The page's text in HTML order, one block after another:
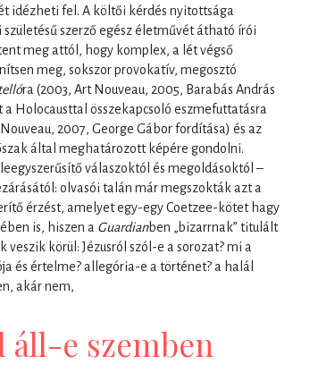
idézheti fel. A költői kérdés nyitottsága
szerző egész életművét átható írói
meg attól, hogy komplex, a lét végső
meg, sokszor provokatív, megosztó
ra (2003, Art Nouveau, 2005, Barabás András
Holocausttal összekapcsoló eszmefuttatásra
2007, George Gábor fordítása) és az
által meghatározott képére gondolni.
válaszoktól és megoldásoktól –
olvasói talán már megszokták azt a
érzést, amelyet egy-egy Coetzee-kötet hagy
is, hiszen a Guardianben „bizarrnak” titulált
körül: Jézusról szól-e a sorozat? mi a
és értelme? allegória-e a történet? a halál
akár nem,
áll-e szemben